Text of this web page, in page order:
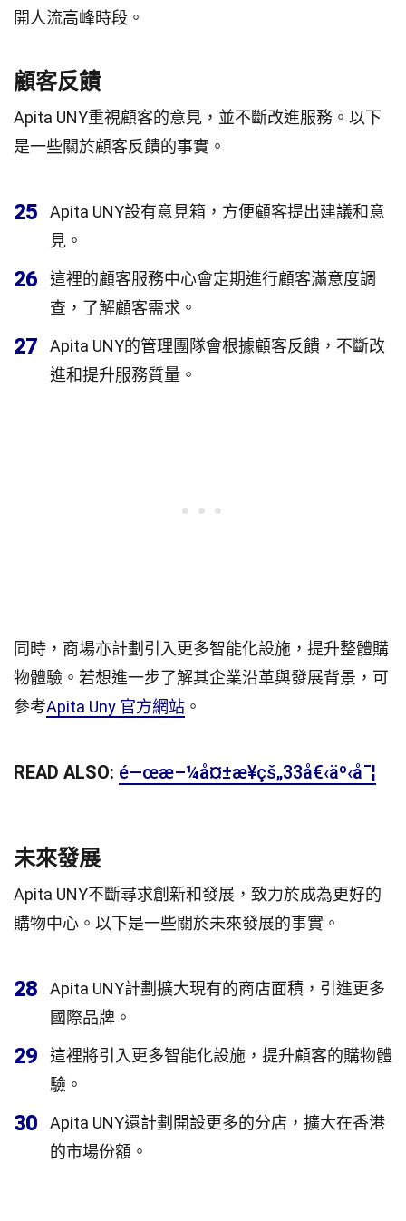
開人流高峰時段。
顧客反饋
Apita UNY重視顧客的意見，並不斷改進服務。以下
是一些關於顧客反饋的事實。
25
Apita UNY設有意見箱，方便顧客提出建議和意
見。
26
這裡的顧客服務中心會定期進行顧客滿意度調
查，了解顧客需求。
27
Apita UNY的管理團隊會根據顧客反饋，不斷改
進和提升服務質量。
同時，商場亦計劃引入更多智能化設施，提升整體購
物體驗。若想進一步了解其企業沿革與發展背景，可
參考Apita Uny 官方網站 。
READ ALSO: é—œæ–¼å¤±æ¥­çš„33å€‹äº‹å¯¦
未來發展
Apita UNY不斷尋求創新和發展，致力於成為更好的
購物中心。以下是一些關於未來發展的事實。
28
Apita UNY計劃擴大現有的商店面積，引進更多
國際品牌。
29
這裡將引入更多智能化設施，提升顧客的購物體
驗。
30
Apita UNY還計劃開設更多的分店，擴大在香港
的市場份額。